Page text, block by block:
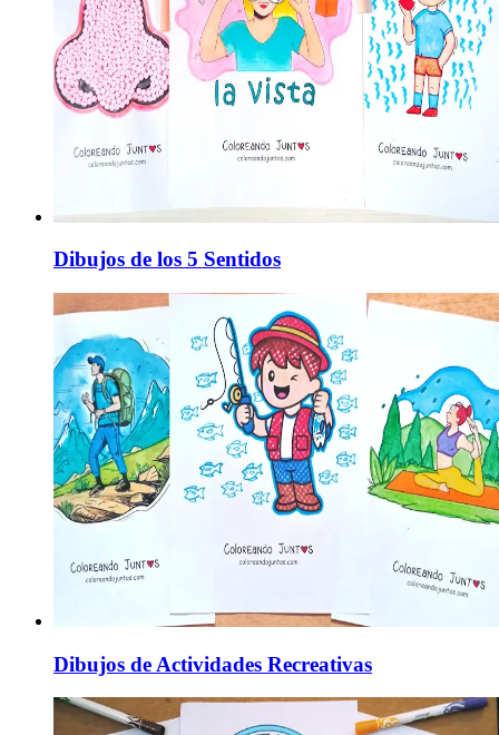
Dibujos de los 5 Sentidos
Dibujos de Actividades Recreativas